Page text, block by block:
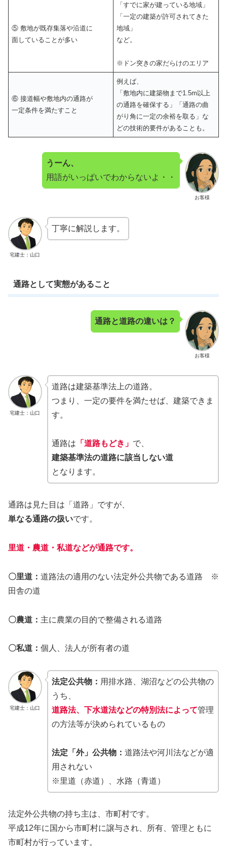
⑤ 敷地が既存集落や沿道に
面していることが多い
「すでに家が建っている地域」
「一定の建築が許可されてきた
地域」
など。
※ドン突きの家だらけのエリア
⑥ 接道幅や敷地内の通路が
一定条件を満たすこと
例えば、
「敷地内に建築物まで1.5m以上
の通路を確保する」「通路の曲
がり角に一定の余裕を取る」な
どの技術的要件があることも。
お客様
うーん、
用語がいっぱいでわからないよ・・
宅建士：山口
丁寧に解説します。
通路として実態があること
お客様
通路と道路の違いは？
宅建士：山口
道路は建築基準法上の道路。
つまり、一定の要件を満たせば、建築できま
す。
通路は 「道路もどき」 で、
建築基準法の道路に該当しない道
となります。
通路は見た目は「道路」ですが、
単なる通路の扱いです。
里道・農道・私道などが通路です。
〇里道： 道路法の適用のない法定外公共物である道路 ※
田舎の道
〇農道： 主に農業の目的で整備される道路
〇私道： 個人、法人が所有者の道
宅建士：山口
法定公共物： 用排水路、湖沼などの公共物の
うち、
道路法、下水道法などの特別法によって管理
の方法等が決められているもの
法定「外」公共物： 道路法や河川法などが適
用されない
※里道（赤道）、水路（青道）
法定外公共物の持ち主は、市町村です。
平成12年に国から市町村に譲与され、所有、管理ともに
市町村が行っています。